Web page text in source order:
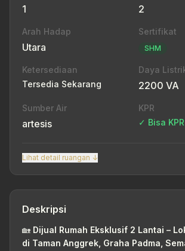
1 2
Arah Hadap
Utara
Sertifikat
SHM
Ketersediaan
Tersedia Sekarang
Daya
2200 VA
Sumber Air
artesis
KPR
✓ Bisa KPR
Lihat detail ruangan ↓
Deskripsi
🏡 Dijual Rumah Eksklusif 2 Lantai –
di Taman Anggrek, Graha Padma,